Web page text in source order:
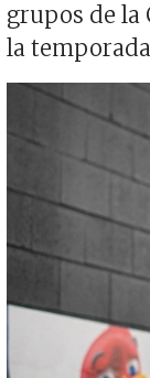
grupos de la
la
Imagen